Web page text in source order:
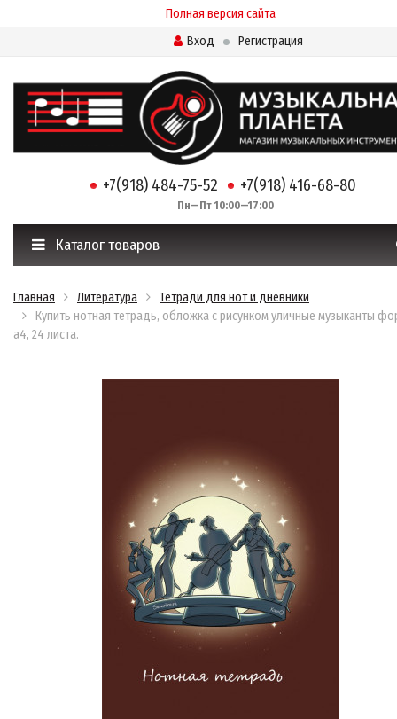
Полная версия сайта
Вход
Регистрация
+7(918) 484-75-52 +7(918) 416-68-80
Пн—Пт 10:00—17:00
Каталог товаров
Главная Литература
Тетради для нот и дневники
Купить нотная тетрадь, обложка с рисунком уличные музыканты
а4, 24 листа.